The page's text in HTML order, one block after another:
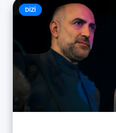
DIZI